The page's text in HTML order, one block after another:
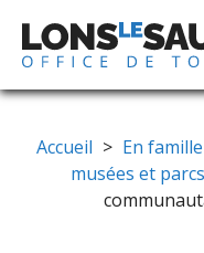
Accueil > En famille
musées et